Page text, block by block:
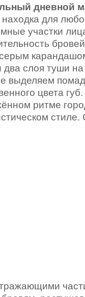
дневной
находка для
участки
два слоя туши
выделяем
цвета
ритме